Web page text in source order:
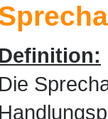
Definition:
Die